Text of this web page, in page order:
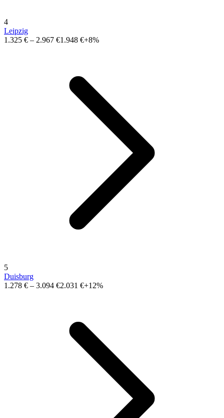
4
Leipzig
1.325 € – 2.967 €1.948 €+8%
5
Duisburg
1.278 € – 3.094 €2.031 €+12%